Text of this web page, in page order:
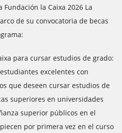
Fundación la Caixa 2026 La
de su convocatoria de becas
para cursar estudios de grado:
excelentes con
que deseen cursar estudios de
superiores en universidades
superior públicos en el
por primera vez en el curso